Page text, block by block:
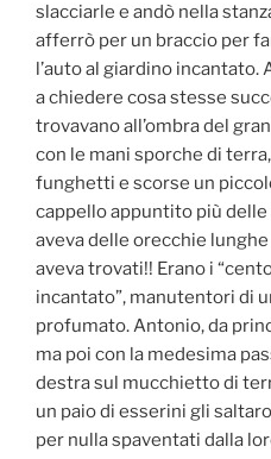
slacciarle e andò nella
afferrò per un braccio per
l’auto al giardino
a chiedere cosa stesse
trovavano all’ombra del
con le mani sporche di
funghetti e scorse un
cappello appuntito più delle
aveva delle orecchie
aveva trovati!! Erano i
incantato”, manutentori di
profumato. Antonio, da
ma poi con la medesima
destra sul mucchietto di
un paio di esserini gli
per nulla spaventati dalla